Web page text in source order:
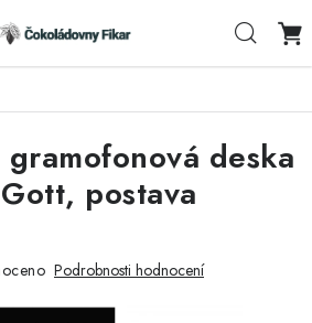
deska
postava
Podrobnosti hodnocení